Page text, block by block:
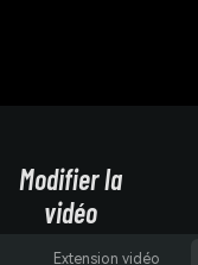
Modifier la
vidéo
Extension vidéo